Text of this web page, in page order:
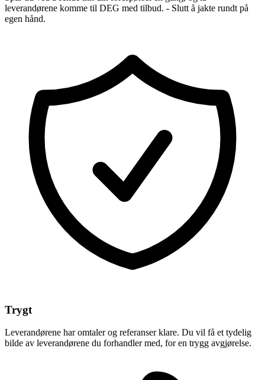
leverandørene komme til DEG med tilbud. - Slutt å jakte rundt på
egen hånd.
Trygt
Leverandørene har omtaler og referanser klare. Du vil få et tydelig
bilde av leverandørene du forhandler med, for en trygg avgjørelse.